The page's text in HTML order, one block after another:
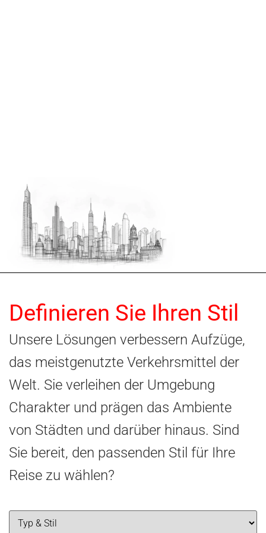
Definieren Sie Ihren Stil
Unsere Lösungen verbessern Aufzüge,
das meistgenutzte Verkehrsmittel der
Welt. Sie verleihen der Umgebung
Charakter und prägen das Ambiente
von Städten und darüber hinaus. Sind
Sie bereit, den passenden Stil für Ihre
Reise zu wählen?